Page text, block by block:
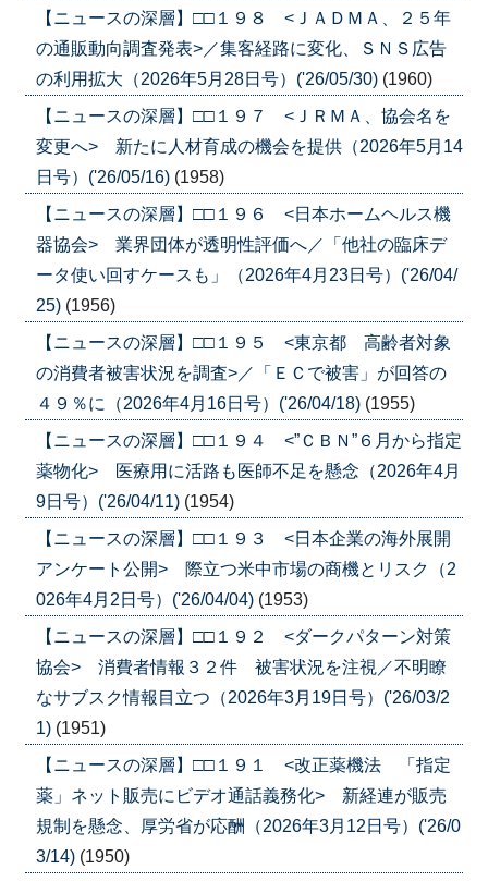
【ニュースの深層】□□１９８ <ＪＡＤＭＡ、２５年
の通販動向調査発表>／集客経路に変化、ＳＮＳ広告
の利用拡大（2026年5月28日号）('26/05/30) (1960)
【ニュースの深層】□□１９７ <ＪＲＭＡ、協会名を
変更へ> 新たに人材育成の機会を提供（2026年5月14
日号）('26/05/16) (1958)
【ニュースの深層】□□１９６ <日本ホームヘルス機
器協会> 業界団体が透明性評価へ／「他社の臨床デ
ータ使い回すケースも」（2026年4月23日号）('26/04/
25) (1956)
【ニュースの深層】□□１９５ <東京都 高齢者対象
の消費者被害状況を調査>／「ＥＣで被害」が回答の
４９％に（2026年4月16日号）('26/04/18) (1955)
【ニュースの深層】□□１９４ <”ＣＢＮ”６月から指定
薬物化> 医療用に活路も医師不足を懸念（2026年4月
9日号）('26/04/11) (1954)
【ニュースの深層】□□１９３ <日本企業の海外展開
アンケート公開> 際立つ米中市場の商機とリスク（2
026年4月2日号）('26/04/04) (1953)
【ニュースの深層】□□１９２ <ダークパターン対策
協会> 消費者情報３２件 被害状況を注視／不明瞭
なサブスク情報目立つ（2026年3月19日号）('26/03/2
1) (1951)
【ニュースの深層】□□１９１ <改正薬機法 「指定
薬」ネット販売にビデオ通話義務化> 新経連が販売
規制を懸念、厚労省が応酬（2026年3月12日号）('26/0
3/14) (1950)